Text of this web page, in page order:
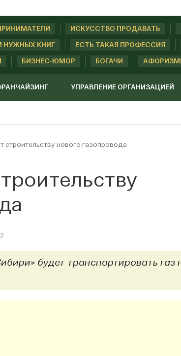
ИСКУССТВО ПРОДАВАТЬ
НУЖНЫХ КНИГ ЕСТЬ ТАКАЯ ПРОФЕССИЯ
БИЗНЕС-ЮМОР БОГАЧИ
УПРАВЛЕНИЕ ОРГАНИЗАЦИЕЙ
строительству нового газопровода
будет транспортировать газ